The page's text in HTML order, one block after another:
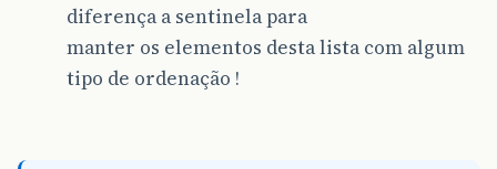
diferença a sentinela para
manter os elementos desta lista com algum
tipo de ordenação !